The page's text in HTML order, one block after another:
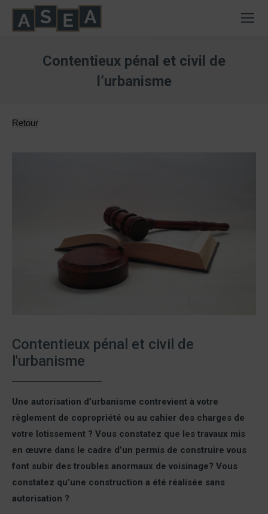
Contentieux pénal et civil de
l’urbanisme
Contentieux pénal et civil de
l'urbanisme
Une autorisation d’urbanisme contrevient à votre
règlement de copropriété ou au cahier des charges de
votre lotissement ? Vous constatez que les travaux mis
en œuvre dans le cadre d’un permis de construire vous
font subir des troubles anormaux de voisinage? Vous
constatez qu’une construction a été réalisée sans
autorisation ?